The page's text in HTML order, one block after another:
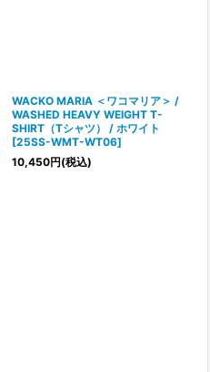
WACKO MARIA ＜ワコマリア＞ /
WASHED HEAVY WEIGHT T-
SHIRT（Tシャツ） / ホワイト
[25SS-WMT-WT06]
10,450円(税込)